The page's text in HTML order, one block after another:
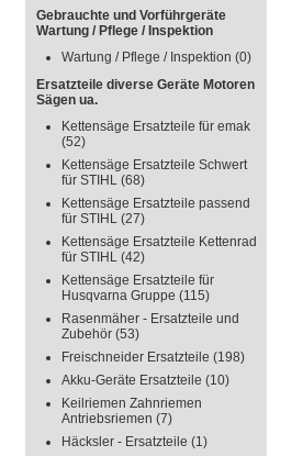
Gebrauchte und Vorführgeräte
Wartung / Pflege / Inspektion
Wartung / Pflege / Inspektion (0)
Ersatzteile diverse Geräte Motoren
Sägen ua.
Kettensäge Ersatzteile für emak
(52)
Kettensäge Ersatzteile Schwert
für STIHL (68)
Kettensäge Ersatzteile passend
für STIHL (27)
Kettensäge Ersatzteile Kettenrad
für STIHL (42)
Kettensäge Ersatzteile für
Husqvarna Gruppe (115)
Rasenmäher - Ersatzteile und
Zubehör (53)
Freischneider Ersatzteile (198)
Akku-Geräte Ersatzteile (10)
Keilriemen Zahnriemen
Antriebsriemen (7)
Häcksler - Ersatzteile (1)